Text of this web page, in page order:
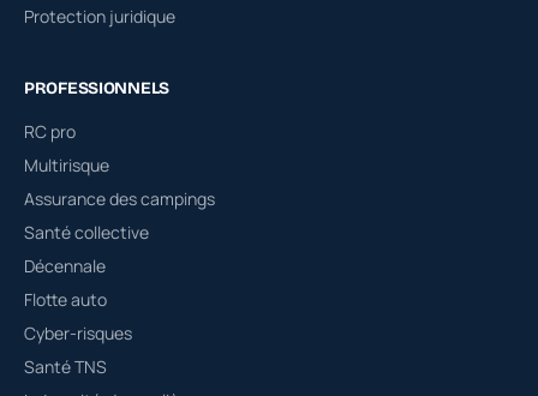
Protection juridique
PROFESSIONNELS
RC pro
Multirisque
Assurance des campings
Santé collective
Décennale
Flotte auto
Cyber-risques
Santé TNS